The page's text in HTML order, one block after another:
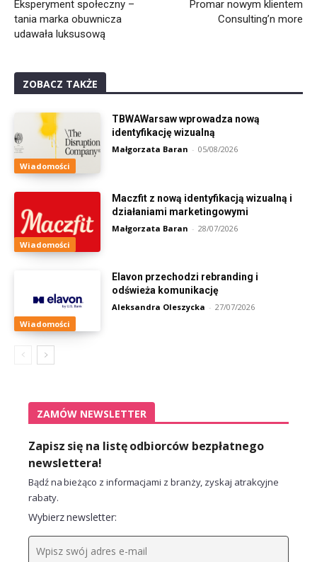
Eksperyment społeczny –
tania marka obuwnicza
udawała luksusową
Promar nowym klientem
Consulting’n more
ZOBACZ TAKŻE
Wiadomości
TBWAWarsaw wprowadza nową
identyfikację wizualną
Małgorzata Baran - 05/08/2026
Wiadomości
Maczfit z nową identyfikacją wizualną i
działaniami marketingowymi
Małgorzata Baran - 28/07/2026
Wiadomości
Elavon przechodzi rebranding i
odświeża komunikację
Aleksandra Oleszycka - 27/07/2026
ZAMÓW NEWSLETTER
Zapisz się na listę odbiorców bezpłatnego
newslettera!
Bądź na bieżąco z informacjami z branży, zyskaj atrakcyjne
rabaty.
Wybierz newsletter: